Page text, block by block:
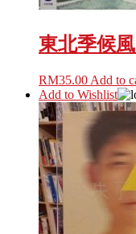
東北季候
RM35.00 Add to
Add to Wishlist